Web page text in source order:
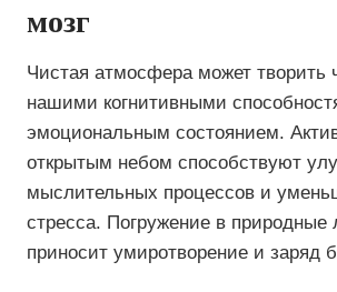
мозг
Чистая атмосфера может творить
нашими когнитивными
эмоциональным состоянием.
открытым небом способствуют
мыслительных процессов и
стресса. Погружение в
приносит умиротворение и заряд